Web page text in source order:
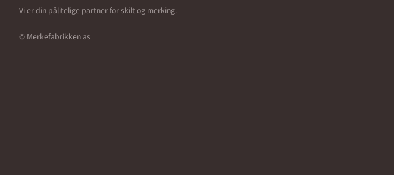
Vi er din pålitelige partner for skilt og merking.
© Merkefabrikken as